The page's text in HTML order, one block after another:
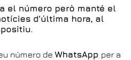
el número però manté el
d’última hora, al
número de WhatsApp per a